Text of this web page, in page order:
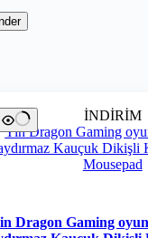
İNDİRİM
Dragon Gaming